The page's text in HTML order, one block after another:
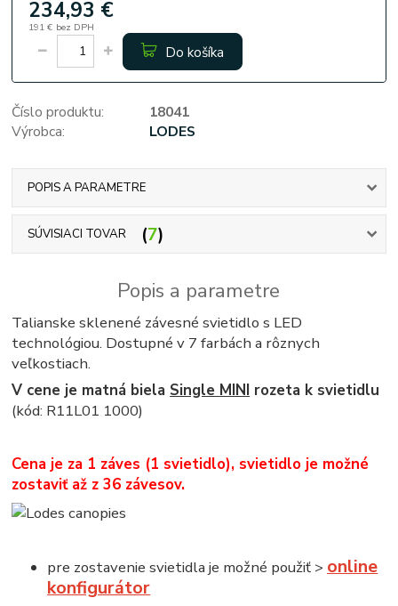
234,93 €
191 € bez DPH
Do košíka
Číslo produktu:
18041
Výrobca:
LODES
POPIS A PARAMETRE
SÚVISIACI TOVAR 7
Popis a parametre
Talianske sklenené závesné svietidlo s LED
technológiou. Dostupné v 7 farbách a rôznych
veľkostiach.
V cene je matná biela Single MINI rozeta k svietidlu
(kód: R11L01 1000)
Cena je za 1 záves (1 svietidlo), svietidlo je možné
zostaviť až z 36 závesov.
pre zostavenie svietidla je možné použiť > online
konfigurátor